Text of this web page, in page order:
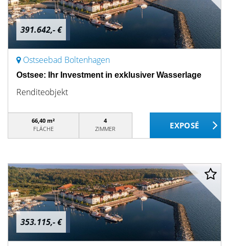
391.642,- €
Ostseebad Boltenhagen
Ostsee: Ihr Investment in exklusiver Wasserlage
Renditeobjekt
66,40 m²
FLÄCHE
4
ZIMMER
353.115,- €